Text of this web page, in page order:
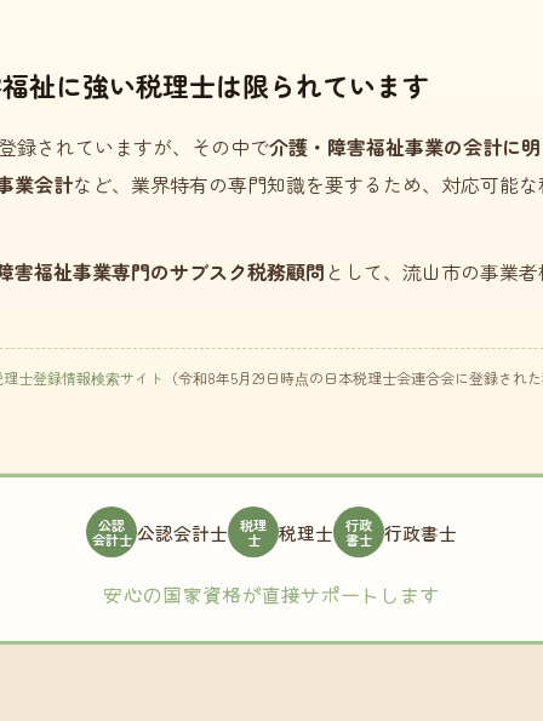
祉に強い税理士は限られています
録されていますが、その中で介護・障害福祉事業の会計に
業会計など、業界特有の専門知識を要するため、対応可能
害福祉事業専門のサブスク税務顧問 として、流山市の事業
士登録情報検索サイト （令和8年5月29日時点の日本税理士会連合会に登録され
公認
会計士 公認会計士 税理
士 税理士 行政
書士 行政書士
安心の国家資格が直接サポートします